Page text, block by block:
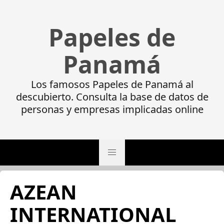
Papeles de
Panamá
Los famosos Papeles de Panamá al
descubierto. Consulta la base de datos de
personas y empresas implicadas online
AZEAN
INTERNATIONAL